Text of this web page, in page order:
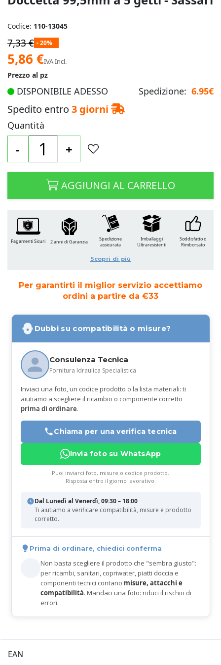
Codice: 110-13045
7,33 € - 20%
Prezzo
speciale
5,86 €IVA Incl.
Prezzo al pz
DISPONIBILE ADESSO Spedizione: 6.95€
Spedito entro 3 giorni
Quantità
- +
AGGIUNGI AL CARRELLO
Per garantirti il miglior servizio accettiamo
ordini a partire da €33
Dubbi su compatibilità o misure?
Consulenza Tecnica
Fornitura Idraulica Specialistica
Inviaci una foto, un codice prodotto o la lista materiali: ti
aiutiamo a scegliere il ricambio o componente corretto
prima di ordinare.
Chiama per una verifica tecnica
Invia foto su WhatsApp
Puoi inviarci foto, misure o codice prodotto.
Risposta entro il giorno lavorativo.
Dal Lunedì al Venerdì, 09:30 – 18:00
Ti aiutiamo a verificare compatibilità, misure e prodotto
corretto.
Prima di ordinare, chiedici conferma
Non basta scegliere il prodotto che "sembra giusto":
per ricambi, sanitari, copriwater, piatti doccia e
componenti tecnici contano misure, attacchi e
compatibilità. Mandaci una foto: riduci il rischio di
errori.
Pagamenti Sicuri 2 anni di Garanzia
Spedizione
assicurata
Imballaggi
Ultraresistenti
Soddisfatto o
Rimborsato
Scopri di più
EAN